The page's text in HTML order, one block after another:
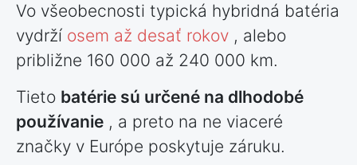
Vo všeobecnosti typická hybridná batéria
vydrží osem až desať rokov , alebo
približne 160 000 až 240 000 km.
Tieto batérie sú určené na dlhodobé
používanie , a preto na ne viaceré
značky v Európe poskytuje záruku.